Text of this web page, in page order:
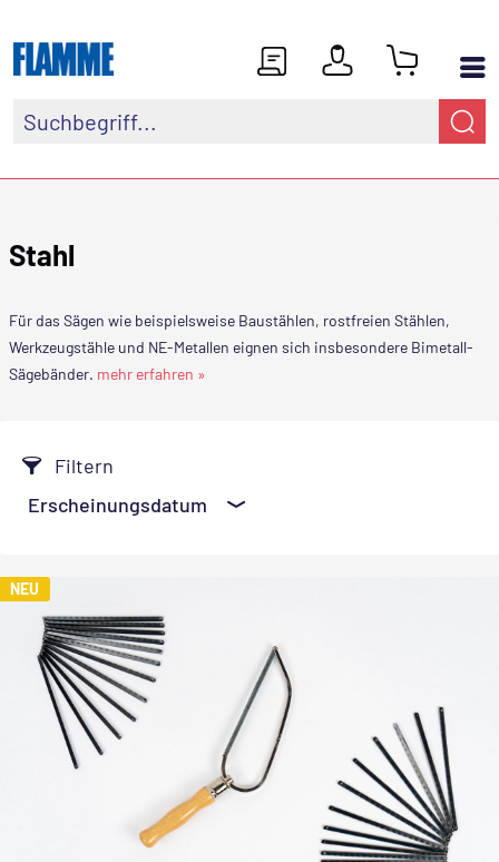
Stahl
Für das Sägen wie beispielsweise Baustählen, rostfreien Stählen,
Werkzeugstähle und NE-Metallen eignen sich insbesondere Bimetall-
Sägebänder. mehr erfahren »
Filtern
NEU